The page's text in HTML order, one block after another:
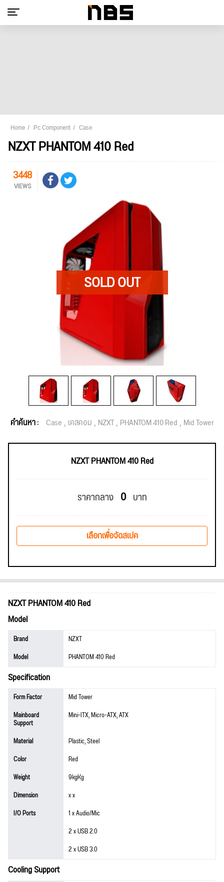
Home Pc Component Case
NZXT PHANTOM 410 Red
3448
VIEWS
คำค้นหา : Case เคสคอม NZXT PHANTOM 410 Red Mid Tower
NZXT PHANTOM 410 Red
ราคากลาง 0 บาท
เลือกเพื่อจัดสเปค
NZXT PHANTOM 410 Red
Model
Brand
NZXT
Model
PHANTOM 410 Red
Specification
Form Factor
Mid Tower
Mainboard
Support
Mini-ITX, Micro-ATX, ATX
Material
Plastic, Steel
Color
Red
Weight
9kgKg
Dimension
x x
I/O Ports
1 x Audio/Mic
2 x USB 2.0
2 x USB 3.0
Cooling Support